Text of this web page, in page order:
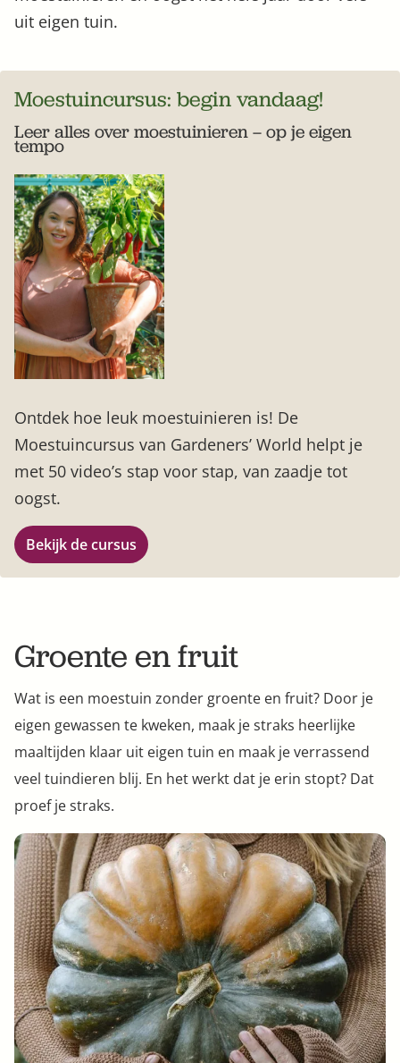
uit eigen tuin.
Moestuincursus: begin vandaag!
Leer alles over moestuinieren – op je eigen
tempo
Ontdek hoe leuk moestuinieren is! De
Moestuincursus van Gardeners’ World helpt je
met 50 video’s stap voor stap, van zaadje tot
oogst.
Bekijk de cursus
Groente en fruit
Wat is een moestuin zonder groente en fruit? Door je
eigen gewassen te kweken, maak je straks heerlijke
maaltijden klaar uit eigen tuin en maak je verrassend
veel tuindieren blij. En het werkt dat je erin stopt? Dat
proef je straks.